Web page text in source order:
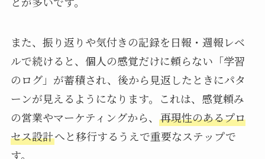
また、振り返りや気付きの記録を日報・週報レベ
ルで続けると、個人の感覚だけに頼らない「学習
のログ」が蓄積され、後から見返したときにパタ
ーンが見えるようになります。これは、感覚頼み
の営業やマーケティングから、 再現性のあるプロ
セス設計へと移行するうえで重要なステップで
す。